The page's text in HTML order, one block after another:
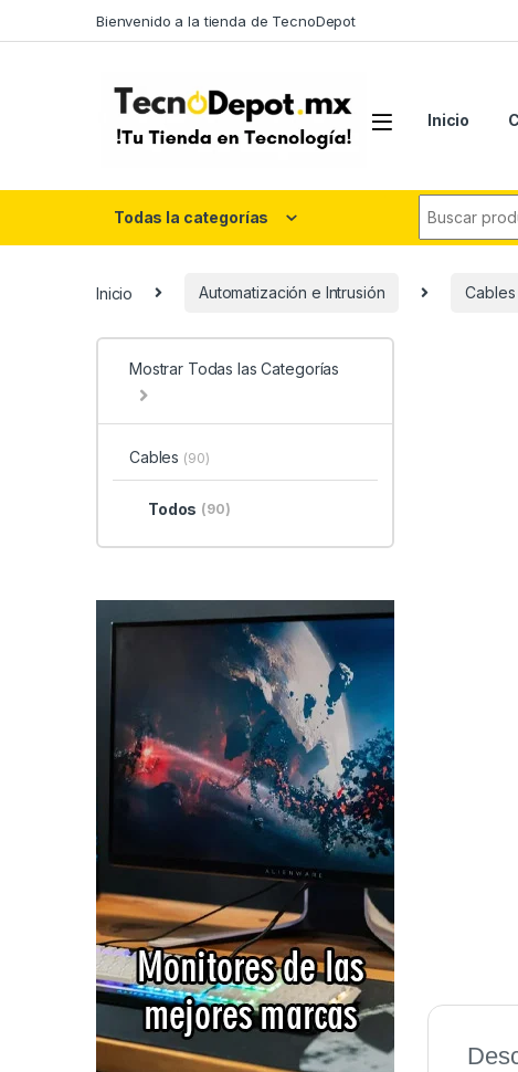
Bienvenido a la tienda de TecnoDepot
Inicio
Todas la categorías
Inicio Automatización e Intrusión Cables
Mostrar Todas las Categorías
Cables (90)
Todos (90)